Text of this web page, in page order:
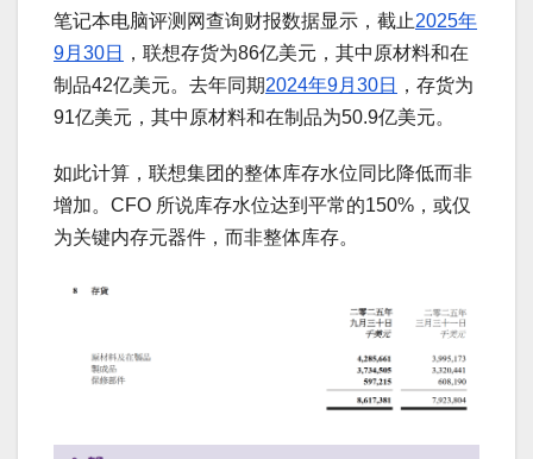
笔记本电脑评测网查询财报数据显示，截止2025年
9月30日
，联想存货为86亿美元，其中原材料和在
制品42亿美元。去年同期2024年9月30日
，存货为
91亿美元，其中原材料和在制品为50.9亿美元。
如此计算，联想集团的整体库存水位同比降低而非
增加。CFO 所说库存水位达到平常的150%，或仅
为关键内存元器件，而非整体库存。